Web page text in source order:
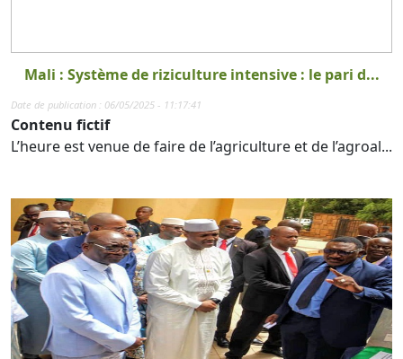
Mali : Système de riziculture intensive : le pari d...
Date de publication : 06/05/2025 - 11:17:41
Contenu fictif
L’heure est venue de faire de l’agriculture et de l’agroal...